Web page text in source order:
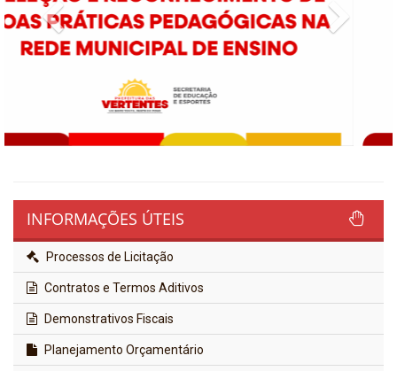
Previous
INFORMAÇÕES ÚTEIS
Processos de Licitação
Contratos e Termos Aditivos
Demonstrativos Fiscais
Planejamento Orçamentário